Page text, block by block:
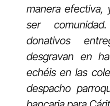
manera efectiva,
ser
donativos
desgravan en
echéis en las
despacho